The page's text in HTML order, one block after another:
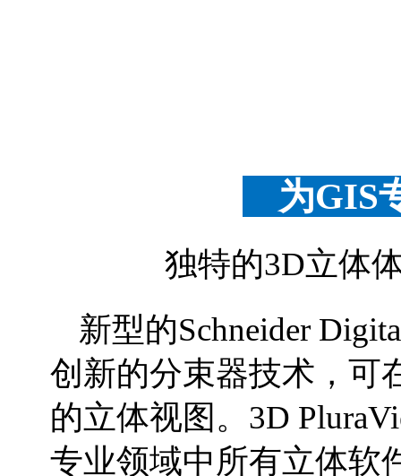
为GIS
独特的3D立体
新型的Schneider
创新的分束器技术，可
的立体视图。3D
专业领域中所有立体软